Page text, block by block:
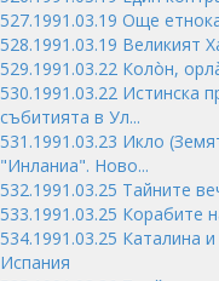
527.1991.03.19 Още
528.1991.03.19 Великият
529.1991.03.22 Колòн,
530.1991.03.22 Истинска
събитията в Ул...
531.1991.03.23 Икло
"Инланиа". Ново...
532.1991.03.25 Тайните
533.1991.03.25 Корабите
534.1991.03.25 Каталина
Испания